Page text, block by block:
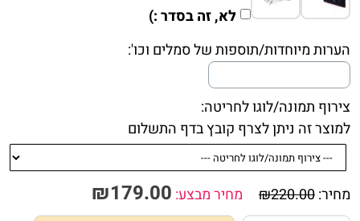
לא, זה בסדר :)
הערות מיוחדות/תוספות של סמלים וכו':
צירוף תמונה/לוגו לחריטה:
למוצר זה ניתן לצרף קובץ בדף התשלום
מחיר: ₪220.00 מחיר מבצע: ₪179.00